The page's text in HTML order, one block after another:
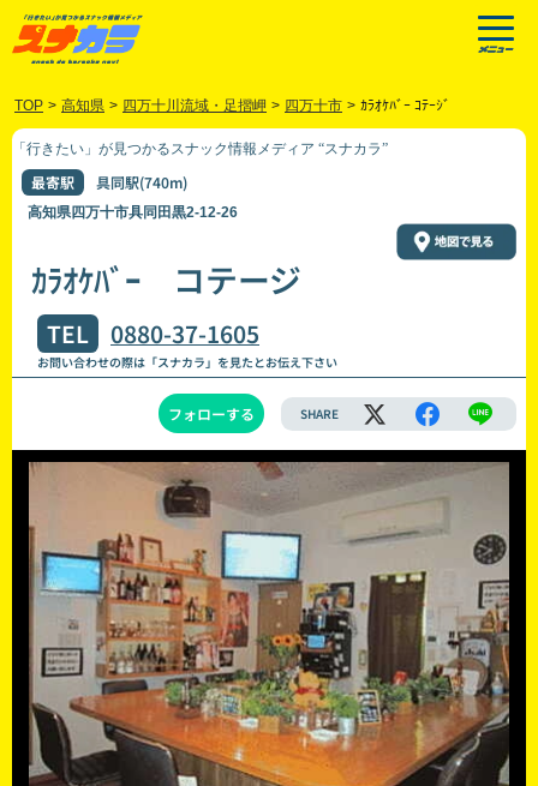
TOP > 高知県 > 四万十川流域・足摺岬 > 四万十市 > ｶﾗｵｹﾊﾞｰ ｺﾃｰｼﾞ
「行きたい」が見つかるスナック情報メディア “スナカラ”
最寄駅 具同駅(740m)
高知県四万十市具同田黒2-12-26
ｶﾗｵｹﾊﾞｰ コテージ
TEL 0880-37-1605
お問い合わせの際は「スナカラ」を見たとお伝え下さい
フォローする SHARE